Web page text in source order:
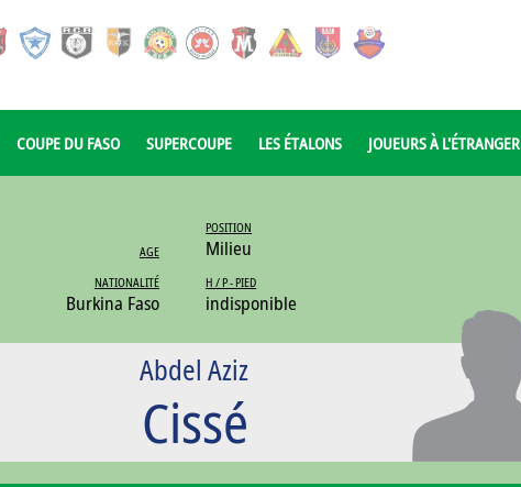
COUPE DU FASO SUPERCOUPE LES ÉTALONS JOUEURS À L'ÉTRANGER
AGE
NATIONALITÉ
Burkina Faso
POSITION
Milieu
H / P - PIED
indisponible
Abdel Aziz
Cissé